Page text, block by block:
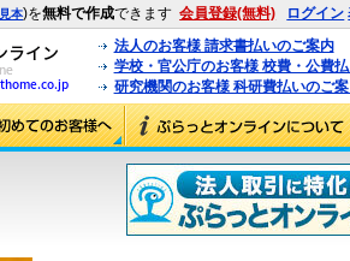
見本)を無料で作成できます 会員登録(無料) ログイン
法人のお客様 請求書払いのご案内
学校・官公庁のお客様 校費・公費
研究機関のお客様 科研費払いのご